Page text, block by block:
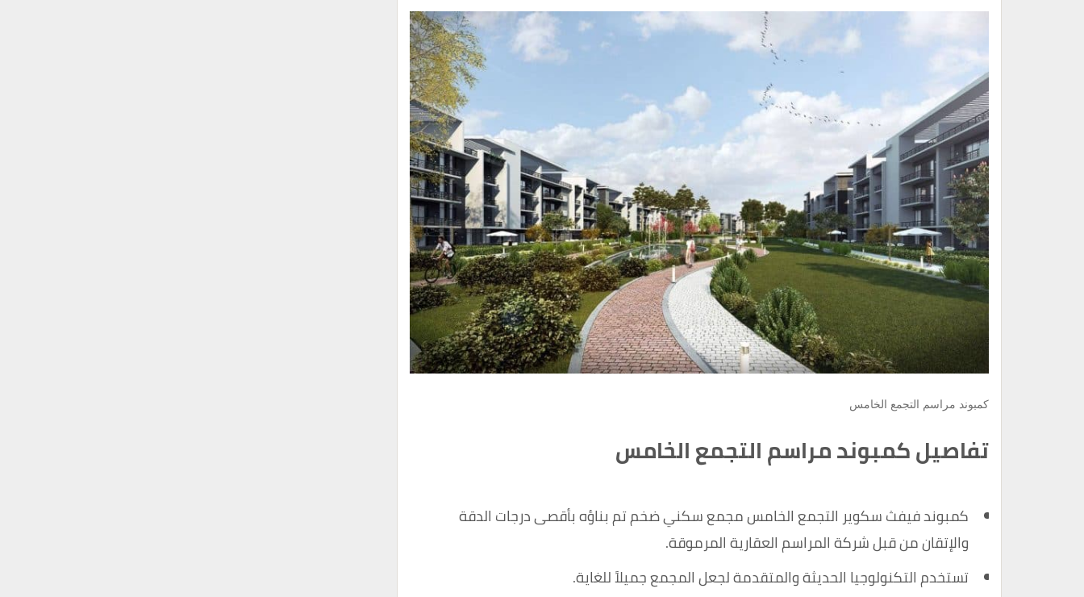
كمبوند مراسم التجمع الخامس
تفاصيل كمبوند مراسم التجمع الخامس
كمبوند فيفث سكوير التجمع الخامس مجمع سكني ضخم تم بناؤه بأقصى درجات الدقة
والإتقان من قبل شركة المراسم العقارية المرموقة.
تستخدم التكنولوجيا الحديثة والمتقدمة لجعل المجمع جميلاً للغاية.